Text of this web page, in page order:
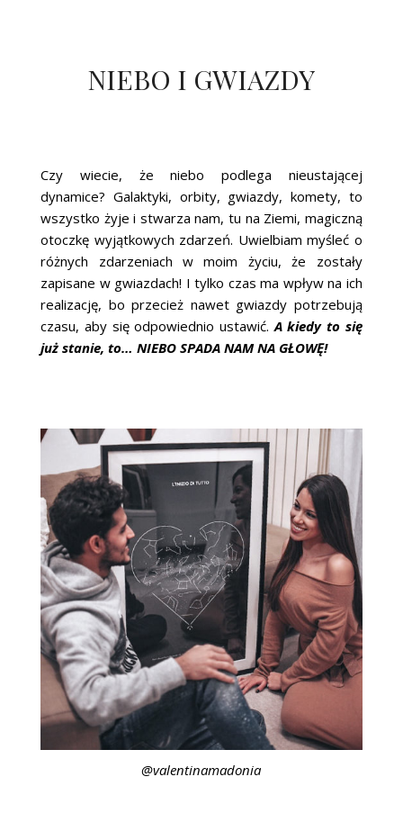
NIEBO I GWIAZDY
Czy wiecie, że niebo podlega nieustającej
dynamice? Galaktyki, orbity, gwiazdy, komety, to
wszystko żyje i stwarza nam, tu na Ziemi, magiczną
otoczkę wyjątkowych zdarzeń. Uwielbiam myśleć o
różnych zdarzeniach w moim życiu, że zostały
zapisane w gwiazdach! I tylko czas ma wpływ na ich
realizację, bo przecież nawet gwiazdy potrzebują
czasu, aby się odpowiednio ustawić.A kiedy to się
już stanie, to… NIEBO SPADA NAM NA GŁOWĘ!
@valentinamadonia